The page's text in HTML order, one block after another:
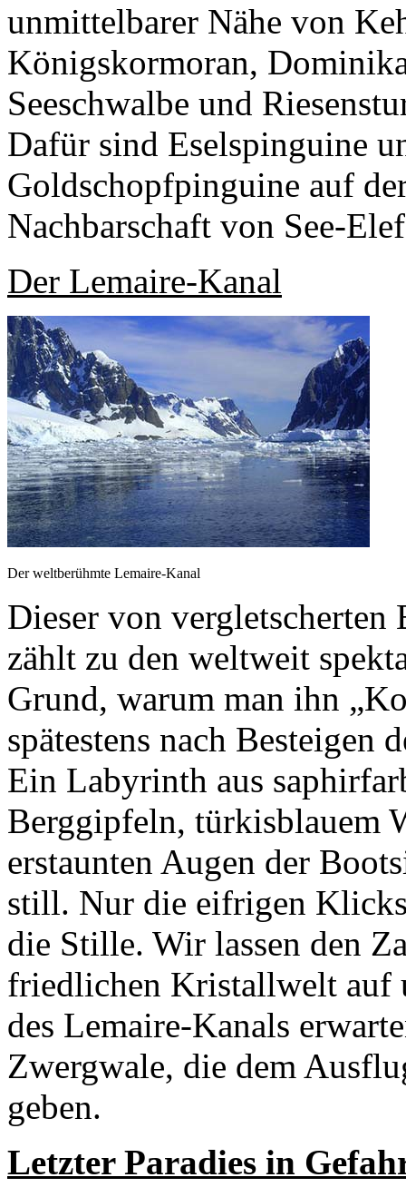
unmittelbarer Nähe von
Königskormoran,
Seeschwalbe und
Dafür sind Eselspinguine
Goldschopfpinguine auf
Nachbarschaft von See-
Der Lemaire-Kanal
Der weltberühmte Lemaire-Kanal
Dieser von vergletscherten
zählt zu den weltweit
Grund, warum man ihn
spätestens nach Besteigen
Ein Labyrinth aus
Berggipfeln, türkisblauem
erstaunten Augen der
still. Nur die eifrigen
die Stille. Wir lassen den
friedlichen Kristallwelt auf
des Lemaire-Kanals
Zwergwale, die dem
geben.
Letzter Paradies in